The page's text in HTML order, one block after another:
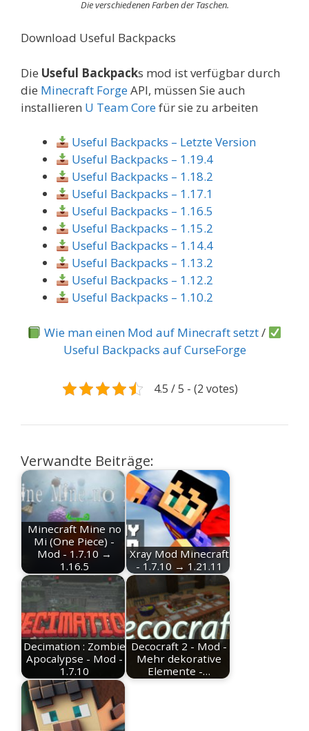
Die verschiedenen Farben der Taschen.
Download Useful Backpacks
Die Useful Backpacks mod ist verfügbar durch
die Minecraft ForgeAPI, müssen Sie auch
installieren U Team Corefür sie zu arbeiten
Useful Backpacks – Letzte Version
Useful Backpacks – 1.19.4
Useful Backpacks – 1.18.2
Useful Backpacks – 1.17.1
Useful Backpacks – 1.16.5
Useful Backpacks – 1.15.2
Useful Backpacks – 1.14.4
Useful Backpacks – 1.13.2
Useful Backpacks – 1.12.2
Useful Backpacks – 1.10.2
Wie man einen Mod auf Minecraft setzt/
Useful Backpacks auf CurseForge
4.5 / 5 - (2 votes)
Verwandte Beiträge:
Minecraft Mine no
Mi (One Piece) -
Mod - 1.7.10 →
1.16.5
Xray Mod Minecraft
- 1.7.10 → 1.21.11
Decimation : Zombie
Apocalypse - Mod -
1.7.10
Decocraft 2 - Mod -
Mehr dekorative
Elemente -…